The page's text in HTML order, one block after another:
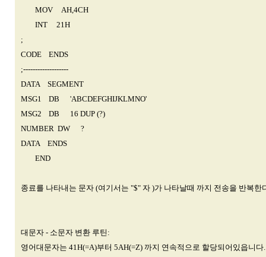
MOV AH,4CH
INT 21H
;
CODE ENDS
;-------------------
DATA SEGMENT
MSG1 DB 'ABCDEFGHIJKLMNO'
MSG2 DB 16 DUP (?)
NUMBER DW ?
DATA ENDS
END
종료를 나타내는 문자 (여기서는 "$" 자 )가 나타날때 까지 전송을 반복한
대문자 - 소문자 변환 루틴:
영어대문자는 41H(=A)부터 5AH(=Z) 까지 연속적으로 할당되어있읍니다.